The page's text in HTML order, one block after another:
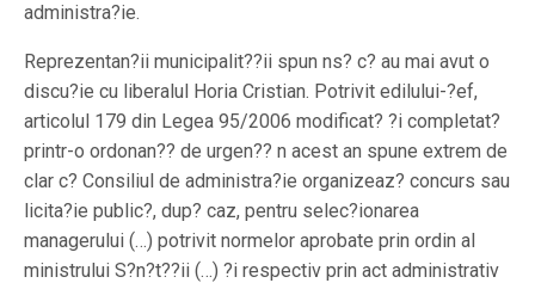
administra?ie.
Reprezentan?ii municipalit??ii spun ns? c? au mai avut o
discu?ie cu liberalul Horia Cristian. Potrivit edilului-?ef,
articolul 179 din Legea 95/2006 modificat? ?i completat?
printr-o ordonan?? de urgen?? n acest an spune extrem de
clar c? Consiliul de administra?ie organizeaz? concurs sau
licita?ie public?, dup? caz, pentru selec?ionarea
managerului (…) potrivit normelor aprobate prin ordin al
ministrului S?n?t??ii (…) ?i respectiv prin act administrativ